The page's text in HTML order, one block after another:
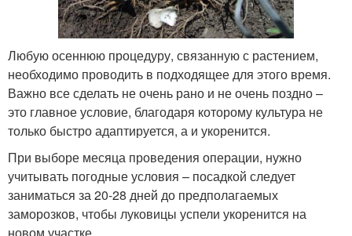
Любую осеннюю процедуру, связанную с растением,
необходимо проводить в подходящее для этого время.
Важно все сделать не очень рано и не очень поздно –
это главное условие, благодаря которому культура не
только быстро адаптируется, а и укоренится.
При выборе месяца проведения операции, нужно
учитывать погодные условия – посадкой следует
заниматься за 20-28 дней до предполагаемых
заморозков, чтобы луковицы успели укоренится на
новом участке.